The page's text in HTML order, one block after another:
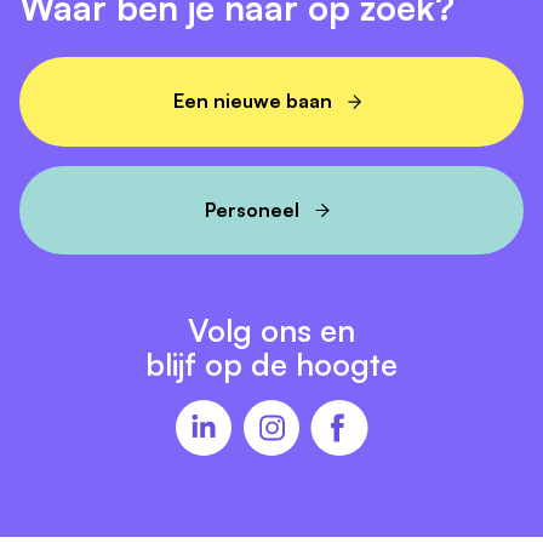
55 98. Voor meer informatie over de
sollicitatieprocedure kun je contact opnemen met de
recruiters, bereikbaar via
Een nieuwe baan
Personeel
Volg ons en
blijf op de hoogte